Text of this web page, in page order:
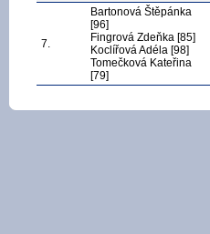
7.
Bartonová Štěpánka
[96]
Fingrová Zdeňka [85]
Koclířová Adéla [98]
Tomečková Kateřina
[79]